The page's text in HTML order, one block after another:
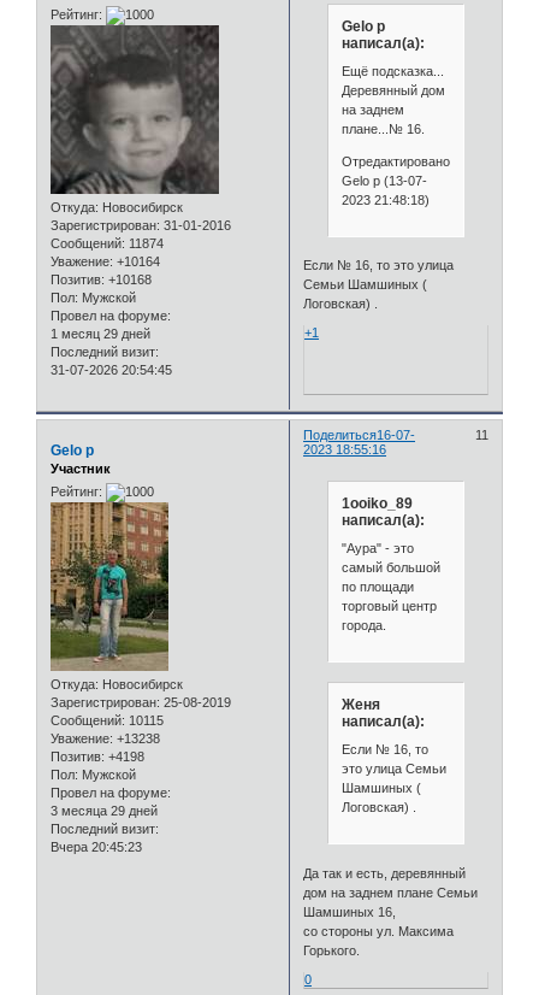
Рейтинг:
Откуда: Новосибирск
Зарегистрирован: 31-01-2016
Сообщений: 11874
Уважение: +10164
Позитив: +10168
Пол: Мужской
Провел на форуме:
1 месяц 29 дней
Последний визит:
31-07-2026 20:54:45
Gelo p
написал(а):
Ещё подсказка...
Деревянный дом
на заднем
плане...№ 16.
Отредактировано
Gelo p (13-07-
2023 21:48:18)
Если № 16, то это улица
Семьи Шамшиных (
Логовская) .
+1
Поделиться 11
16-07-
2023 18:55:16
Gelo p
Участник
Рейтинг:
Откуда: Новосибирск
Зарегистрирован: 25-08-2019
Сообщений: 10115
Уважение: +13238
Позитив: +4198
Пол: Мужской
Провел на форуме:
3 месяца 29 дней
Последний визит:
Вчера 20:45:23
1ooiko_89
написал(а):
"Аура" - это
самый большой
по площади
торговый центр
города.
Женя
написал(а):
Если № 16, то
это улица Семьи
Шамшиных (
Логовская) .
Да так и есть, деревянный
дом на заднем плане Семьи
Шамшиных 16,
со стороны ул. Максима
Горького.
0